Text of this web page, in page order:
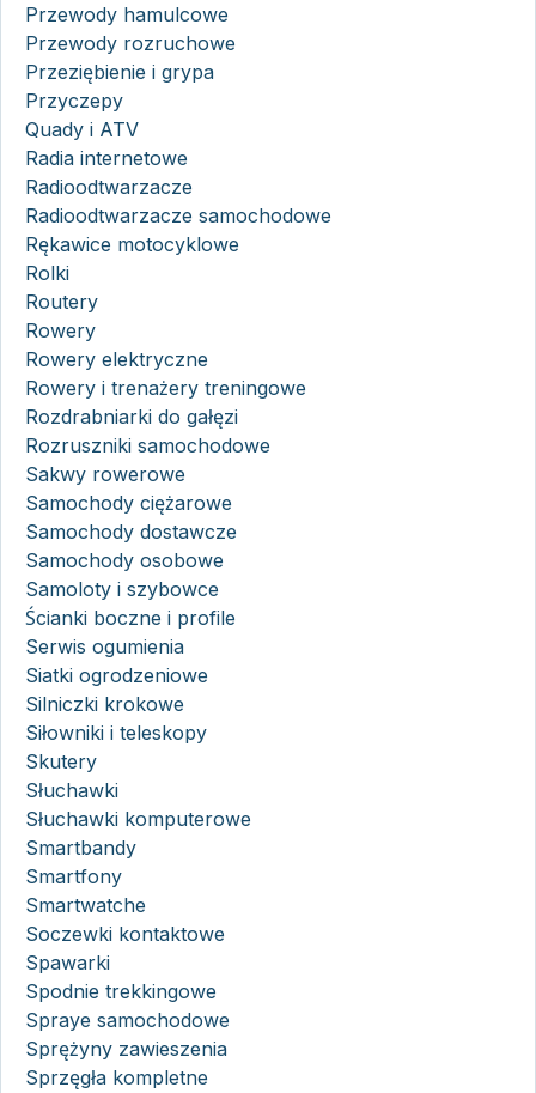
Przewody hamulcowe
Przewody rozruchowe
Przeziębienie i grypa
Przyczepy
Quady i ATV
Radia internetowe
Radioodtwarzacze
Radioodtwarzacze samochodowe
Rękawice motocyklowe
Rolki
Routery
Rowery
Rowery elektryczne
Rowery i trenażery treningowe
Rozdrabniarki do gałęzi
Rozruszniki samochodowe
Sakwy rowerowe
Samochody ciężarowe
Samochody dostawcze
Samochody osobowe
Samoloty i szybowce
Ścianki boczne i profile
Serwis ogumienia
Siatki ogrodzeniowe
Silniczki krokowe
Siłowniki i teleskopy
Skutery
Słuchawki
Słuchawki komputerowe
Smartbandy
Smartfony
Smartwatche
Soczewki kontaktowe
Spawarki
Spodnie trekkingowe
Spraye samochodowe
Sprężyny zawieszenia
Sprzęgła kompletne